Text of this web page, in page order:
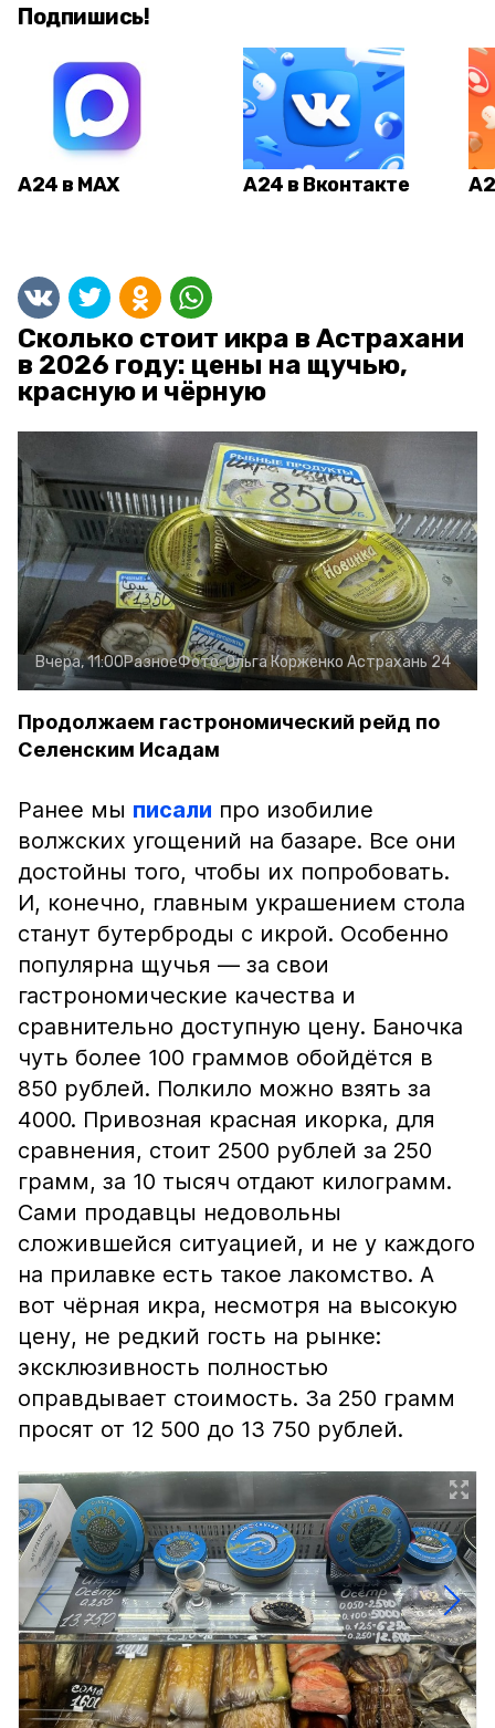
Подпишись!
А24 в MAX А24 в Вконтакте
Сколько стоит икра в Астрахани
в 2026 году: цены на щучью,
красную и чёрную
Вчера, 11:00РазноеФото:Ольга Корженко Астрахань 24
Продолжаем гастрономический рейд по
Селенским Исадам
Ранее мы писали про изобилие
волжских угощений на базаре. Все они
достойны того, чтобы их попробовать.
И, конечно, главным украшением стола
станут бутерброды с икрой. Особенно
популярна щучья — за свои
гастрономические качества и
сравнительно доступную цену. Баночка
чуть более 100 граммов обойдётся в
850 рублей. Полкило можно взять за
4000. Привозная красная икорка, для
сравнения, стоит 2500 рублей за 250
грамм, за 10 тысяч отдают килограмм.
Сами продавцы недовольны
сложившейся ситуацией, и не у каждого
на прилавке есть такое лакомство. А
вот чёрная икра, несмотря на высокую
цену, не редкий гость на рынке:
эксклюзивность полностью
оправдывает стоимость. За 250 грамм
просят от 12 500 до 13 750 рублей.